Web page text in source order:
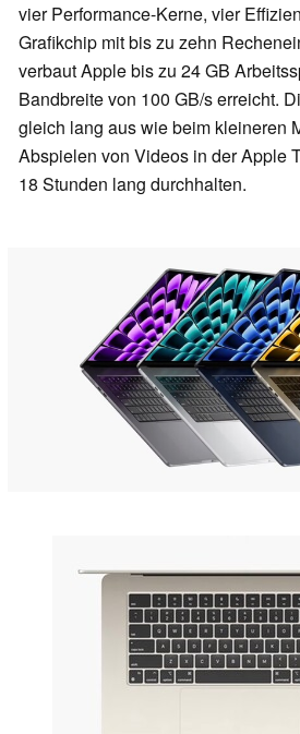
vier Performance-Kerne, vier
Grafikchip mit bis zu zehn
verbaut Apple bis zu 24 GB
Bandbreite von 100 GB/s erreicht.
gleich lang aus wie beim kleineren
Abspielen von Videos in der Apple
18 Stunden lang durchhalten.